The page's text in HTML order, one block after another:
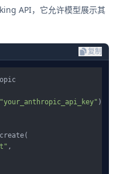
API，它允许模型展示其
复制
"your_anthropic_api_key" )
,